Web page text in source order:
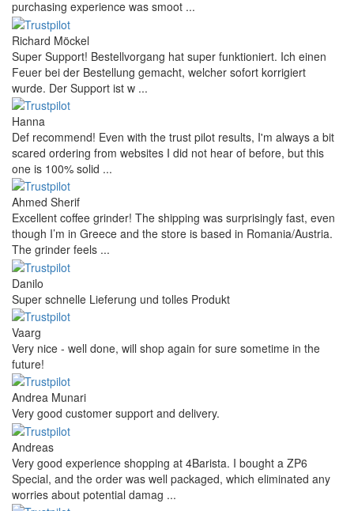
purchasing experience was smoot ...
Richard Möckel
Super Support! Bestellvorgang hat super funktioniert. Ich einen
Feuer bei der Bestellung gemacht, welcher sofort korrigiert
wurde. Der Support ist w ...
Hanna
Def recommend! Even with the trust pilot results, I'm always a bit
scared ordering from websites I did not hear of before, but this
one is 100% solid ...
Ahmed Sherif
Excellent coffee grinder! The shipping was surprisingly fast, even
though I’m in Greece and the store is based in Romania/Austria.
The grinder feels ...
Danilo
Super schnelle Lieferung und tolles Produkt
Vaarg
Very nice - well done, will shop again for sure sometime in the
future!
Andrea Munari
Very good customer support and delivery.
Andreas
Very good experience shopping at 4Barista. I bought a ZP6
Special, and the order was well packaged, which eliminated any
worries about potential damag ...